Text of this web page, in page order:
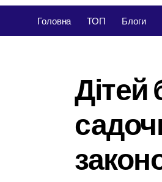
Головна ТОП Блоги
Дітей